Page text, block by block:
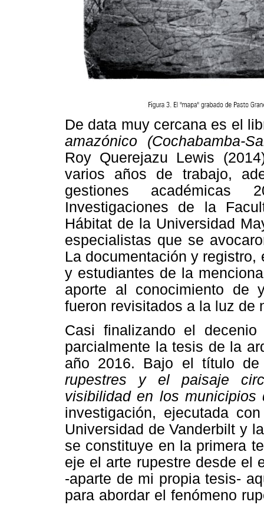
De data muy cercana es el
amazónico (Cochabamba-
Roy Querejazu Lewis
varios años de trabajo,
gestiones
Investigaciones de la
Hábitat de la Universidad
especialistas que se
La documentación y
y estudiantes de la
aporte al conocimiento de
fueron revisitados a la luz de
Casi finalizando el
parcialmente la tesis de la
año 2016. Bajo el título
rupestres y el paisaje
visibilidad en los
investigación, ejecutada
Universidad de Vanderbilt y
se constituye en la primera
eje el arte rupestre desde el
-aparte de mi propia tesis-
para abordar el fenómeno